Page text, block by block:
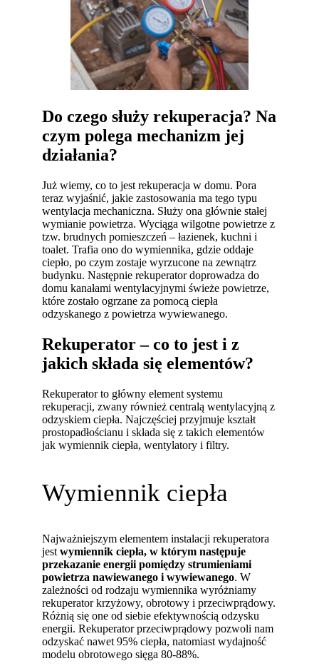
Do czego służy rekuperacja? Na
czym polega mechanizm jej
działania?
Już wiemy, co to jest rekuperacja w domu. Pora
teraz wyjaśnić, jakie zastosowania ma tego typu
wentylacja mechaniczna. Służy ona głównie stałej
wymianie powietrza. Wyciąga wilgotne powietrze z
tzw. brudnych pomieszczeń – łazienek, kuchni i
toalet. Trafia ono do wymiennika, gdzie oddaje
ciepło, po czym zostaje wyrzucone na zewnątrz
budynku. Następnie rekuperator doprowadza do
domu kanałami wentylacyjnymi świeże powietrze,
które zostało ogrzane za pomocą ciepła
odzyskanego z powietrza wywiewanego.
Rekuperator – co to jest i z
jakich składa się elementów?
Rekuperator to główny element systemu
rekuperacji, zwany również centralą wentylacyjną z
odzyskiem ciepła. Najczęściej przyjmuje kształt
prostopadłościanu i składa się z takich elementów
jak wymiennik ciepła, wentylatory i filtry.
Wymiennik ciepła
Najważniejszym elementem instalacji rekuperatora
jestwymiennik ciepła, w którym następuje
przekazanie energii pomiędzy strumieniami
powietrza nawiewanego i wywiewanego. W
zależności od rodzaju wymiennika wyróżniamy
rekuperator krzyżowy, obrotowy i przeciwprądowy.
Różnią się one od siebie efektywnością odzysku
energii. Rekuperator przeciwprądowy pozwoli nam
odzyskać nawet 95% ciepła, natomiast wydajność
modelu obrotowego sięga 80-88%.